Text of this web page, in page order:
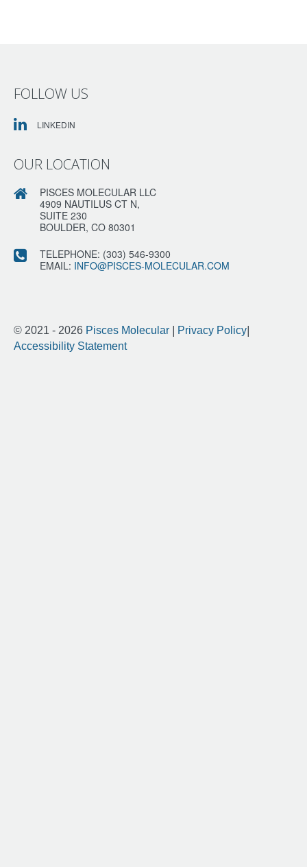
FOLLOW US
LINKEDIN
OUR LOCATION
PISCES MOLECULAR LLC
4909 NAUTILUS CT N,
SUITE 230
BOULDER, CO 80301
TELEPHONE: (303) 546-9300
EMAIL: INFO@PISCES-MOLECULAR.COM
© 2021 - 2026 Pisces Molecular Privacy Policy
Accessibility Statement